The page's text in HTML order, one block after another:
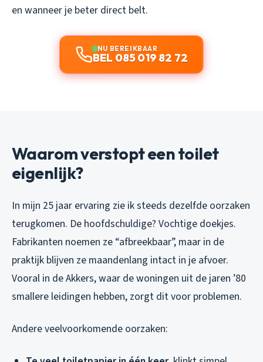
en wanneer je beter direct belt.
NU BEREIKBAAR
BEL 085 019 82 72
Waarom verstopt een toilet
eigenlijk?
In mijn 25 jaar ervaring zie ik steeds dezelfde oorzaken
terugkomen. De hoofdschuldige? Vochtige doekjes.
Fabrikanten noemen ze “afbreekbaar”, maar in de
praktijk blijven ze maandenlang intact in je afvoer.
Vooral in de Akkers, waar de woningen uit de jaren ’80
smallere leidingen hebben, zorgt dit voor problemen.
Andere veelvoorkomende oorzaken: